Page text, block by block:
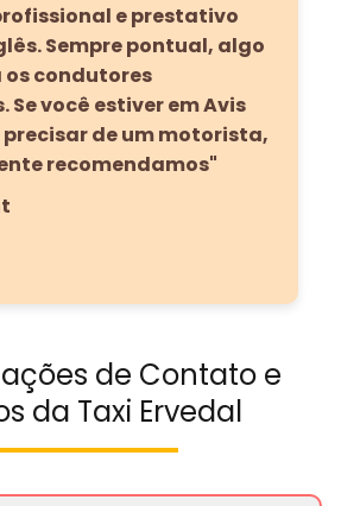
e prestativo
Sempre pontual, algo
condutores
Se você estiver em Avis
precisar de um motorista,
recomendamos"
de Contato e
da Taxi Ervedal